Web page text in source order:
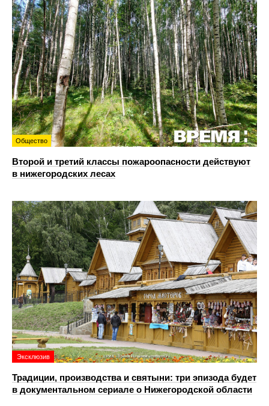
Общество
Второй и третий классы пожароопасности действуют
в нижегородских лесах
Эксклюзив
Традиции, производства и святыни: три эпизода будет
в документальном сериале о Нижегородской области